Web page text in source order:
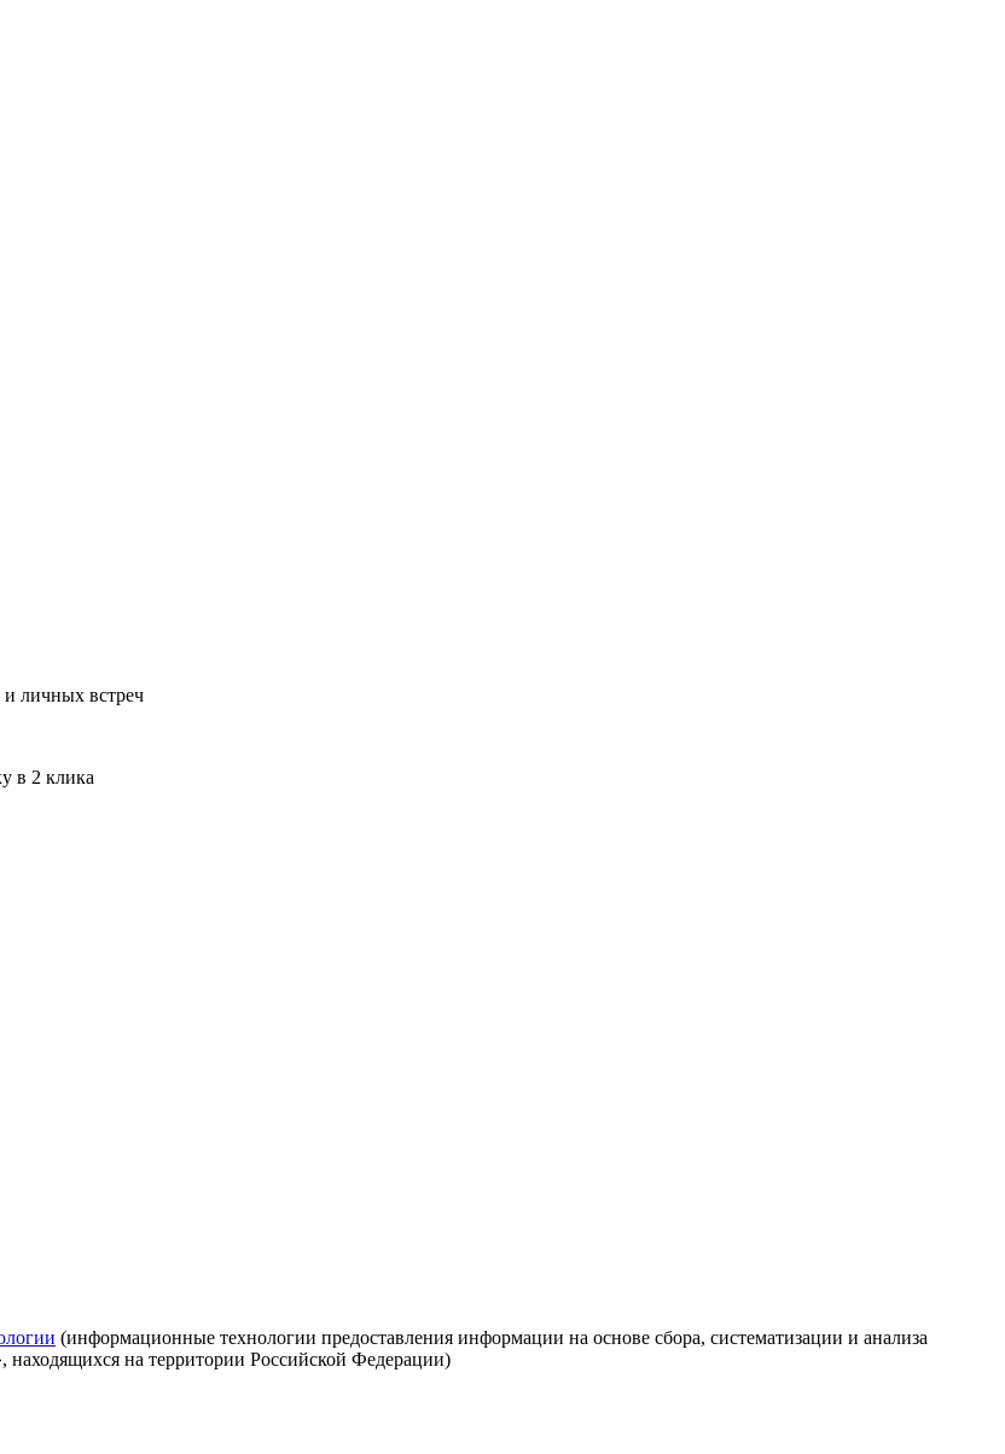
и личных встреч
в 2 клика
(информационные технологии предоставления информации на основе сбора, систематизации и анализа
находящихся на территории Российской Федерации)